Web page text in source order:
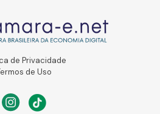
de Privacidade
de Uso